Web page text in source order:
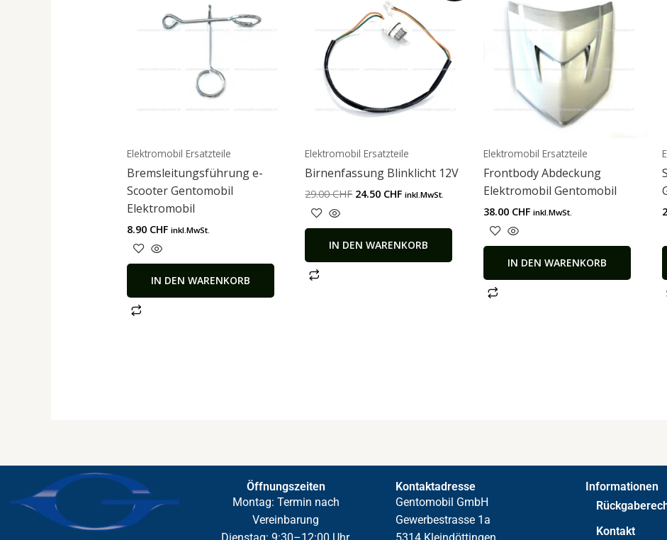
Elektromobil Ersatzteile
Bremsleitungsführung e-
Scooter Gentomobil
Elektromobil
8.90 CHF inkl.MwSt.
IN DEN WARENKORB
Elektromobil Ersatzteile
Birnenfassung Blinklicht 12V
29.00CHF
29.00 CHF
24.50 CHF
24.50 CHF.
inkl.MwSt.
IN DEN WARENKORB
Elektromobil Ersatzteile
Frontbody Abdeckung
Elektromobil Gentomobil
38.00 CHF inkl.MwSt.
IN DEN WARENKORB
Öffnungszeiten
Montag: Termin nach
Vereinbarung
Kontaktadresse
Gentomobil GmbH
Gewerbestrasse 1a
Informationen
Kontakt